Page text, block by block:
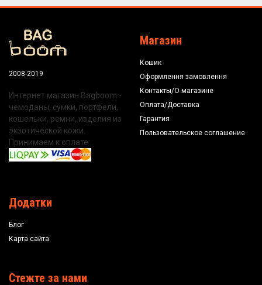
2008-2019
Интернет магазин Bagboom -
чемоданы, сумки, портфели,
кошельки, ремни, изделия из
экзотической кожи.
Принимаем к оплате:
Магазин
Кошик
Оформлення замовлення
Контакты/О магазине
Оплата/Доставка
Гарантия
Пользовательское соглашение
Додатки
Блог
Карта сайта
Стежте за нами